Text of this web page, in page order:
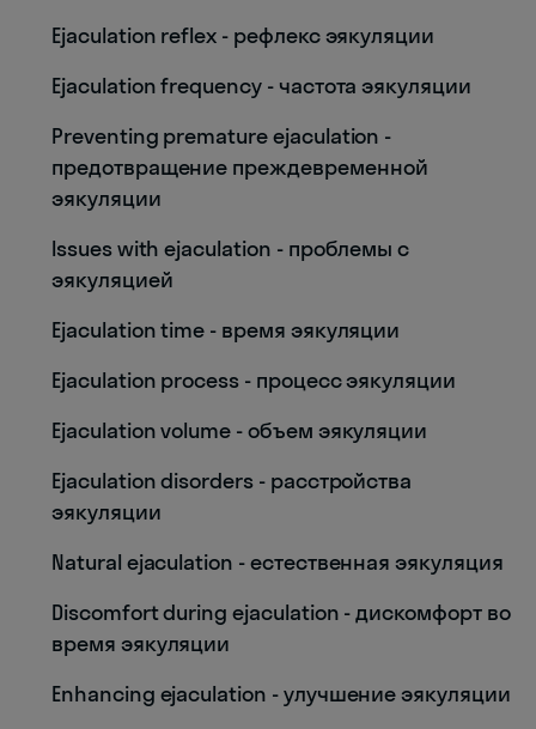
Ejaculation reflex - рефлекс эякуляции
Ejaculation frequency - частота эякуляции
Preventing premature ejaculation -
предотвращение преждевременной
эякуляции
Issues with ejaculation - проблемы с
эякуляцией
Ejaculation time - время эякуляции
Ejaculation process - процесс эякуляции
Ejaculation volume - объем эякуляции
Ejaculation disorders - расстройства
эякуляции
Natural ejaculation - естественная эякуляция
Discomfort during ejaculation - дискомфорт во
время эякуляции
Enhancing ejaculation - улучшение эякуляции